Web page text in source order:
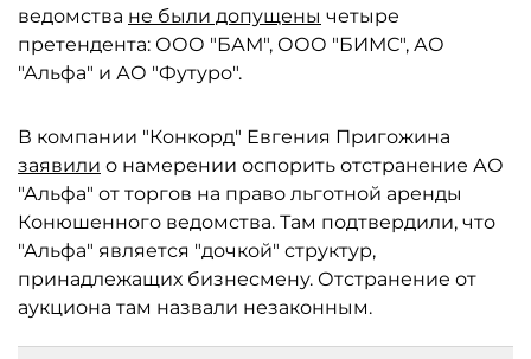
ведомства не были допущены четыре
претендента: ООО "БАМ", ООО "БИМС", АО
"Альфа" и АО "Футуро".
В компании "Конкорд" Евгения Пригожина
заявили о намерении оспорить отстранение АО
"Альфа" от торгов на право льготной аренды
Конюшенного ведомства. Там подтвердили, что
"Альфа" является "дочкой" структур,
принадлежащих бизнесмену. Отстранение от
аукциона там назвали незаконным.